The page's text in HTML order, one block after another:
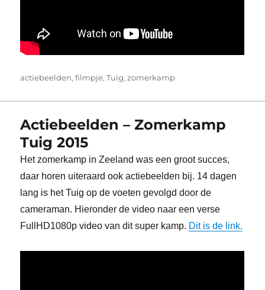
Tags
actiebeelden,filmpje,Tuig,zomerkamp
Actiebeelden – Zomerkamp
Tuig 2015
Het zomerkamp in Zeeland was een groot succes,
daar horen uiteraard ook actiebeelden bij. 14 dagen
lang is het Tuig op de voeten gevolgd door de
cameraman. Hieronder de video naar een verse
FullHD1080p video van dit super kamp. Dit is de link.